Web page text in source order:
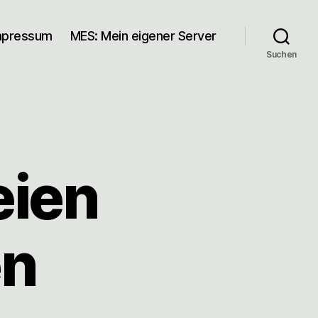
MES: Mein eigener Server
Suchen